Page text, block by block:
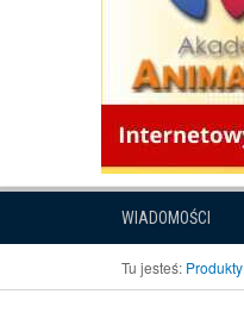
WIADOMOŚCI
Tu jesteś: Produkty